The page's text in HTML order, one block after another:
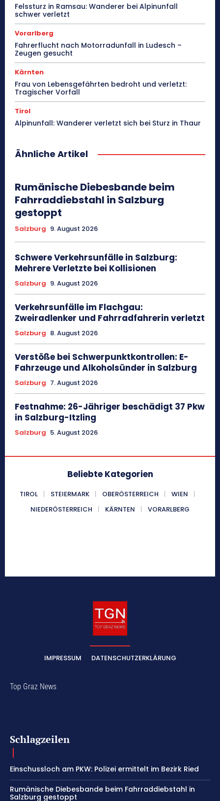
Felssturz in Ramsau: Wanderer bei Alpinunfall
schwer verletzt
Vorarlberg
Fahrerflucht nach Motorradunfall in Ludesch –
Zeugen gesucht
Kärnten
Frau von Lebensgefährten bedroht und verletzt:
Tragischer Vorfall
Tirol
Alpinunfall: Wanderer verletzt sich bei Sturz in Thaur
Ähnliche Artikel
Rumänische Diebesbande beim
Fahrraddiebstahl in Salzburg
gestoppt
Salzburg 9. August 2026
Schwere Verkehrsunfälle in Salzburg:
Mehrere Verletzte bei Kollisionen
Salzburg 9. August 2026
Verkehrsunfälle im Flachgau:
Zweiradlenker und Fahrradfahrerin verletzt
Salzburg 8. August 2026
Verstöße bei Schwerpunktkontrollen: E-
Fahrzeuge und Alkoholsünder in Salzburg
Salzburg 7. August 2026
Festnahme: 26-Jähriger beschädigt 37 Pkw
in Salzburg-Itzling
Salzburg 5. August 2026
Beliebte Kategorien
TIROL STEIERMARK OBERÖSTERREICH
WIEN
NIEDERÖSTERREICH
KÄRNTEN VORARLBERG
IMPRESSUM DATENSCHUTZERKLÄRUNG
Top Graz News
Schlagzeilen
Einschussloch am PKW: Polizei ermittelt im Bezirk Ried
Rumänische Diebesbande beim Fahrraddiebstahl in
Salzburg gestoppt